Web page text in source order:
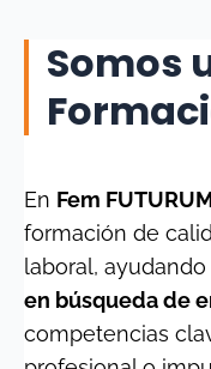
Somos
En Fem
formación de
laboral, ayudando
en búsqueda de
competencias